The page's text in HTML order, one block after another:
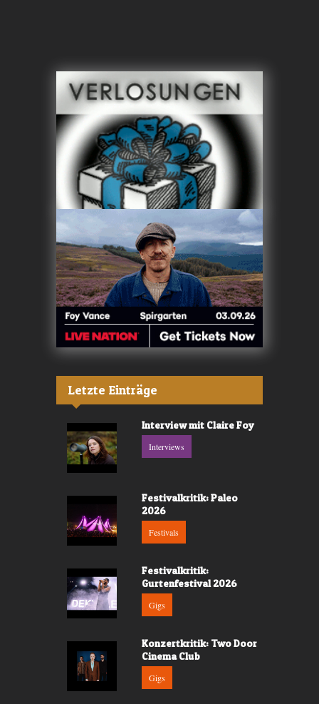
Letzte Einträge
Interview mit Claire Foy
Interviews
Festivalkritik: Paleo
2026
Festivals
Festivalkritik:
Gurtenfestival 2026
Gigs
Konzertkritik: Two Door
Cinema Club
Gigs